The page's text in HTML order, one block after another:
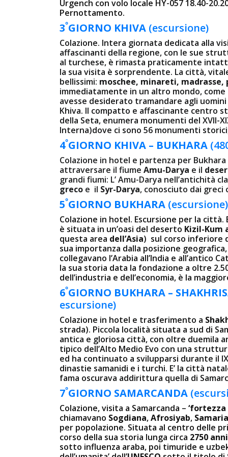
Urgench con volo locale HY-057 18.40-
Pernottamento.
3ºGIORNO KHIVA (escursione)
Colazione. Intera giornata dedicata alla
affascinanti della regione, con le sue
al turchese, è rimasta praticamente
la sua visita è sorprendente. La città,
bellissimi: moschee, minareti, madrasse,
immediatamente in un altro mondo,
avesse desiderato tramandare agli
Khiva. Il compatto e affascinante centro
della Seta, enumera monumenti del XVII-
Interna)dove ci sono 56 monumenti
4ºGIORNO KHIVA – BUKHARA
Colazione in hotel e partenza per Bukhara
attraversare il fiume Amu-Darya e il
grandi fiumi: L’ Amu-Darya nell’antichità
greco e il Syr-Darya, conosciuto dai greci
5ºGIORNO BUKHARA (escursione)
Colazione in hotel. Escursione per la
è situata in un’oasi del deserto Kizil-Kum
questa area dell’Asia) sul corso inferiore
sua importanza dalla posizione
collegavano l’Arabia all’India e all’antico
la sua storia data la fondazione a oltre
dell’industria e dell’economia, è la
6ºGIORNO BUKHARA –
escursione)
Colazione in hotel e trasferimento a
strada). Piccola località situata a sud di
antica e gloriosa città, con oltre duemila
tipico dell’Alto Medio Evo con una
ed ha continuato a svilupparsi durante il
dinastie samanidi e i turchi. E’ la città
fama oscurava addirittura quella di
7ºGIORNO SAMARCANDA
Colazione, visita a Samarcanda – ‘fortezza
chiamavano Sogdiana,Afrosiyab, Samaria
per popolazione. Situata al centro delle
corso della sua storia lunga circa 2750 anni
sotto influenza araba, poi timuride e